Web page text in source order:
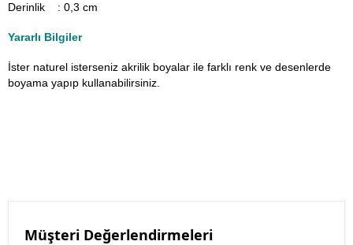
Derinlik : 0,3 cm
Yararlı Bilgiler
İster naturel isterseniz akrilik boyalar ile farklı renk ve desenlerde
boyama yapıp kullanabilirsiniz.
Müşteri Değerlendirmeleri